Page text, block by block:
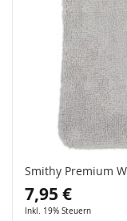
Smithy Premium
7,95 €
Inkl. 19% Steuern